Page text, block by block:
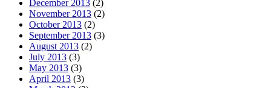
December 2013 (2)
November 2013 (2)
October 2013 (2)
September 2013 (3)
August 2013 (2)
July 2013 (3)
May 2013 (3)
April 2013 (3)